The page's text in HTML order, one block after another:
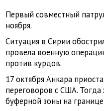
Первый совместный
ноября.
Ситуация в Сирии
провела военную
против курдов.
17 октября Анкара
переговоров с США.
буферной зоны на